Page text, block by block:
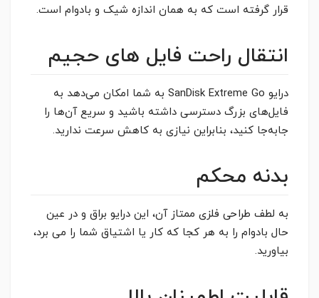
قرار گرفته است که به همان اندازه شیک و بادوام است.
انتقال راحت فایل های حجیم
درایو SanDisk Extreme Go به شما امکان می‌دهد به
فایل‌های بزرگ دسترسی داشته باشید و سریع آن‌ها را
جابه‌جا کنید، بنابراین نیازی به کاهش سرعت ندارید.
بدنه محکم
به لطف طراحی فلزی ممتاز آن، این درایو براق و در عین
حال بادوام را به هر کجا که کار یا اشتیاق شما را می برد،
بیاورید.